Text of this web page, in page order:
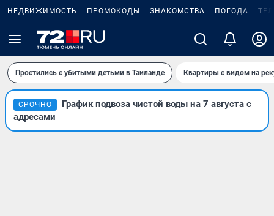
НЕДВИЖИМОСТЬ ПРОМОКОДЫ ЗНАКОМСТВА ПОГОДА
Простились с убитыми детьми в Таиланде Квартиры с видом на
СРОЧНО
График подвоза чистой воды на 7 августа с
адресами